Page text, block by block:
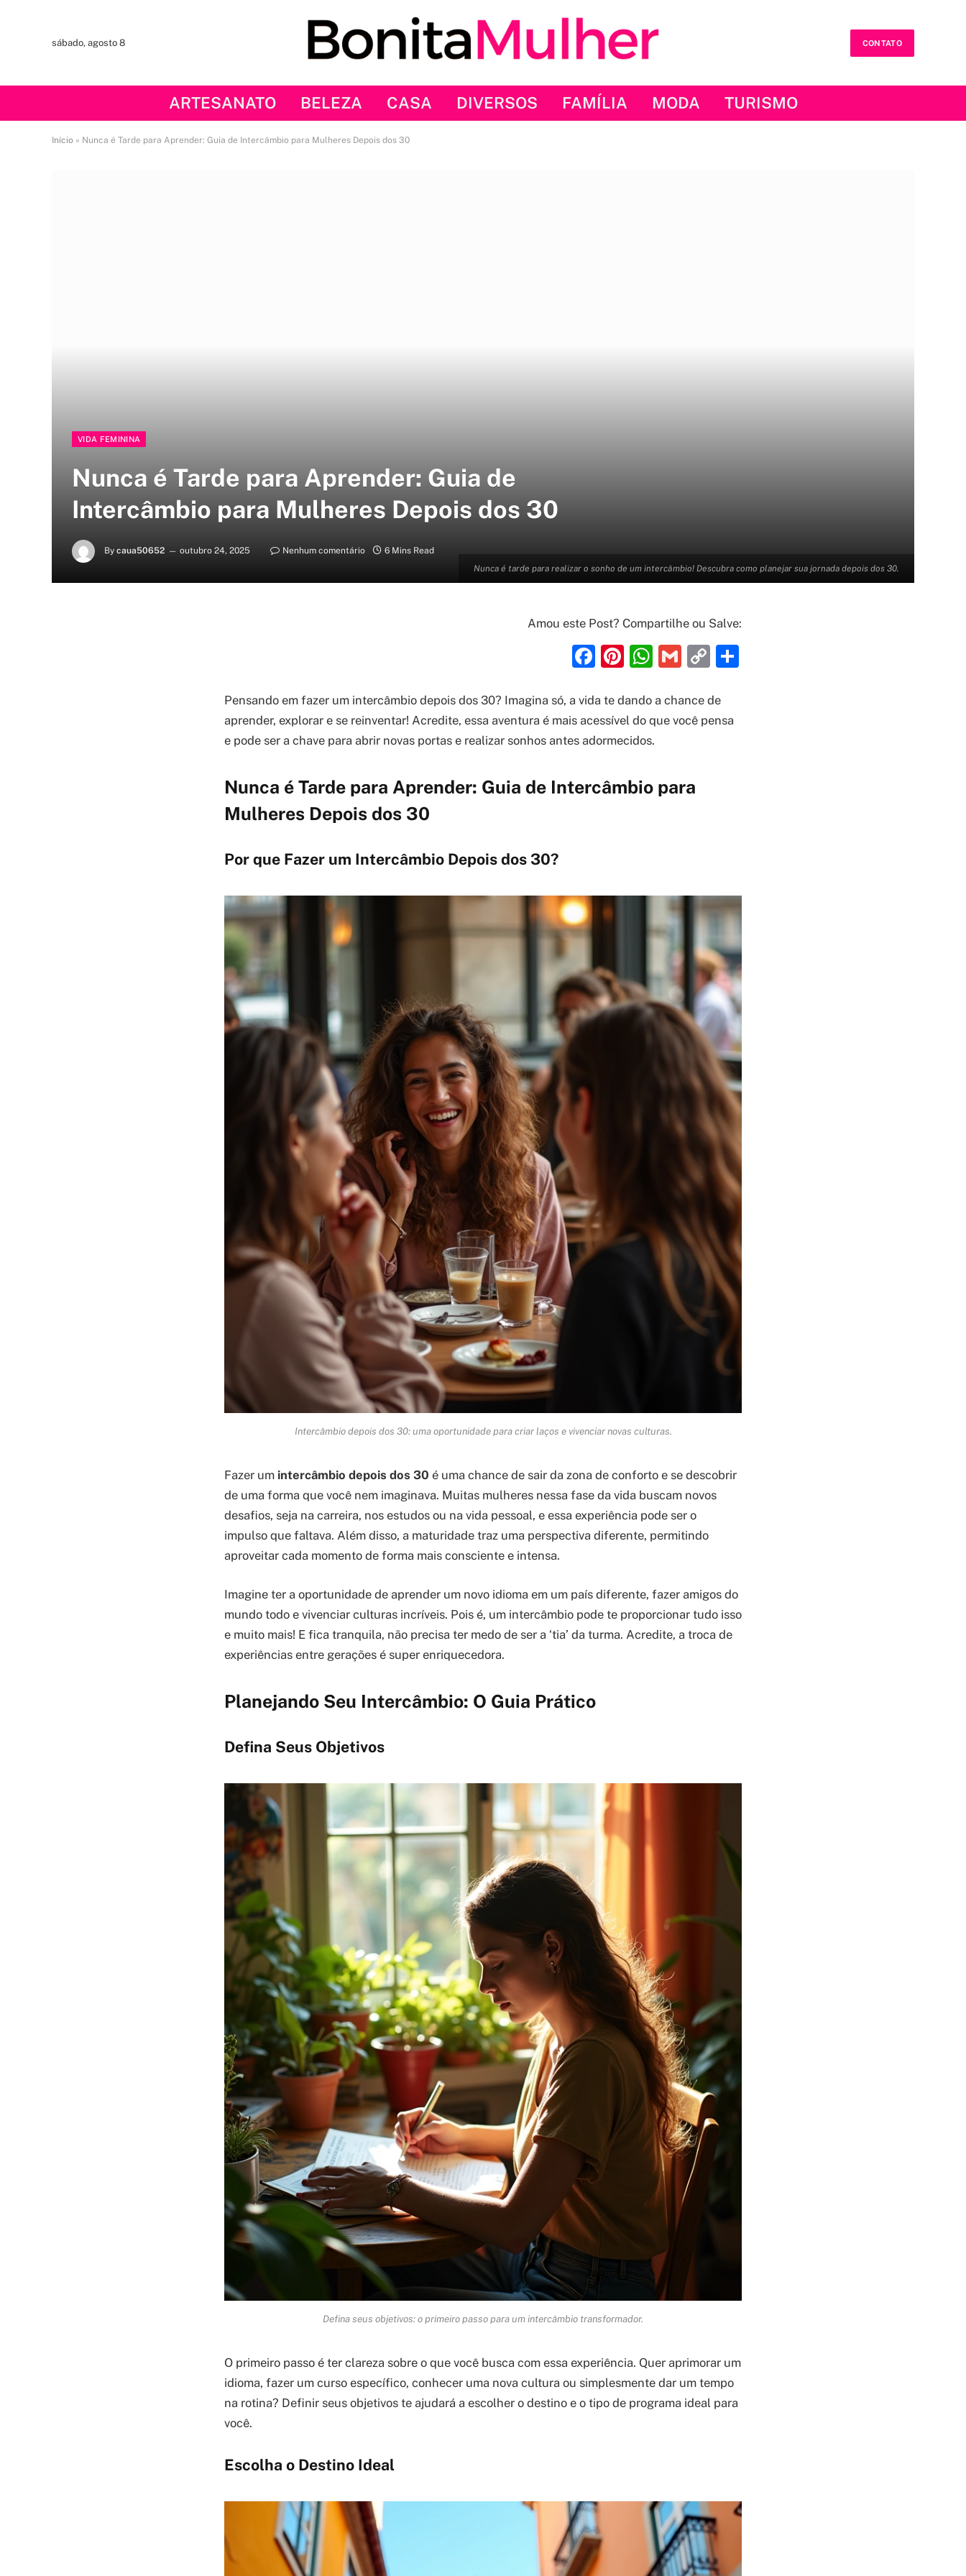
sábado, agosto 8 CONTATO
ARTESANATO BELEZA CASA DIVERSOS FAMÍLIA MODA TURISMO
Início » Nunca é Tarde para Aprender: Guia de Intercâmbio para Mulheres Depois dos 30
Nunca é tarde para realizar o sonho de um intercâmbio! Descubra como planejar sua jornada depois dos 30.
VIDA FEMININA
Nunca é Tarde para Aprender: Guia de
Intercâmbio para Mulheres Depois dos 30
By caua50652 outubro 24, 2025 Nenhum comentário 6 Mins Read
Amou este Post? Compartilhe ou Salve:
Facebook
Pinterest
WhatsApp
Gmail
Copy
Pensando em fazer um intercâmbio depois dos 30? Imagina só, a vida te dando a chance de
aprender, explorar e se reinventar! Acredite, essa aventura é mais acessível do que você pensa
e pode ser a chave para abrir novas portas e realizar sonhos antes adormecidos.
Nunca é Tarde para Aprender: Guia de Intercâmbio para
Mulheres Depois dos 30
Por que Fazer um Intercâmbio Depois dos 30?
Intercâmbio depois dos 30: uma oportunidade para criar laços e vivenciar novas culturas.
Fazer um intercâmbio depois dos 30 é uma chance de sair da zona de conforto e se descobrir
de uma forma que você nem imaginava. Muitas mulheres nessa fase da vida buscam novos
desafios, seja na carreira, nos estudos ou na vida pessoal, e essa experiência pode ser o
impulso que faltava. Além disso, a maturidade traz uma perspectiva diferente, permitindo
aproveitar cada momento de forma mais consciente e intensa.
Imagine ter a oportunidade de aprender um novo idioma em um país diferente, fazer amigos do
mundo todo e vivenciar culturas incríveis. Pois é, um intercâmbio pode te proporcionar tudo isso
e muito mais! E fica tranquila, não precisa ter medo de ser a ‘tia’ da turma. Acredite, a troca de
experiências entre gerações é super enriquecedora.
Planejando Seu Intercâmbio: O Guia Prático
Defina Seus Objetivos
Defina seus objetivos: o primeiro passo para um intercâmbio transformador.
O primeiro passo é ter clareza sobre o que você busca com essa experiência. Quer aprimorar um
idioma, fazer um curso específico, conhecer uma nova cultura ou simplesmente dar um tempo
na rotina? Definir seus objetivos te ajudará a escolher o destino e o tipo de programa ideal para
você.
Escolha o Destino Ideal